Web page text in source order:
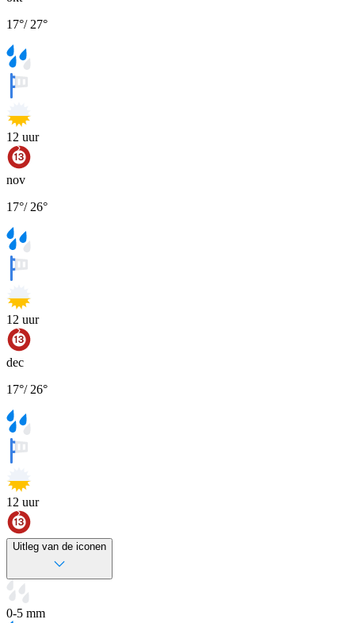
17°/ 27°
12 uur
nov
17°/ 26°
12 uur
dec
17°/ 26°
12 uur
Uitleg van de iconen
0-5 mm